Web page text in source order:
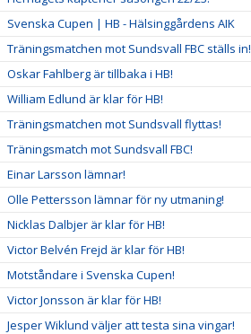
Svenska Cupen | HB - Hälsinggårdens AIK
Träningsmatchen mot Sundsvall FBC ställs in!
Oskar Fahlberg är tillbaka i HB!
William Edlund är klar för HB!
Träningsmatchen mot Sundsvall flyttas!
Träningsmatch mot Sundsvall FBC!
Einar Larsson lämnar!
Olle Pettersson lämnar för ny utmaning!
Nicklas Dalbjer är klar för HB!
Victor Belvén Frejd är klar för HB!
Motståndare i Svenska Cupen!
Victor Jonsson är klar för HB!
Jesper Wiklund väljer att testa sina vingar!